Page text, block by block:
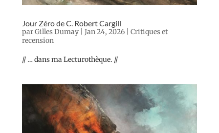
Jour Zéro de C. Robert Cargill
parGilles Dumay| Jan 24, 2026| Critiques et
recension
// … dans ma Lecturothèque. //